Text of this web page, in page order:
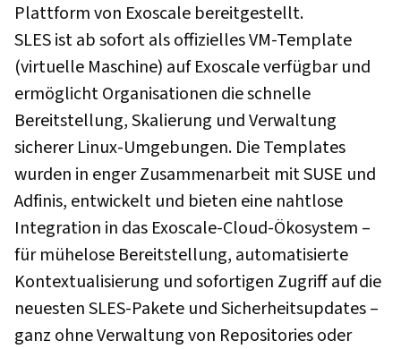
Plattform von Exoscale bereitgestellt.
SLES ist ab sofort als offizielles VM-Template
(virtuelle Maschine) auf Exoscale verfügbar und
ermöglicht Organisationen die schnelle
Bereitstellung, Skalierung und Verwaltung
sicherer Linux-Umgebungen. Die Templates
wurden in enger Zusammenarbeit mit SUSE und
Adfinis, entwickelt und bieten eine nahtlose
Integration in das Exoscale-Cloud-Ökosystem –
für mühelose Bereitstellung, automatisierte
Kontextualisierung und sofortigen Zugriff auf die
neuesten SLES-Pakete und Sicherheitsupdates –
ganz ohne Verwaltung von Repositories oder